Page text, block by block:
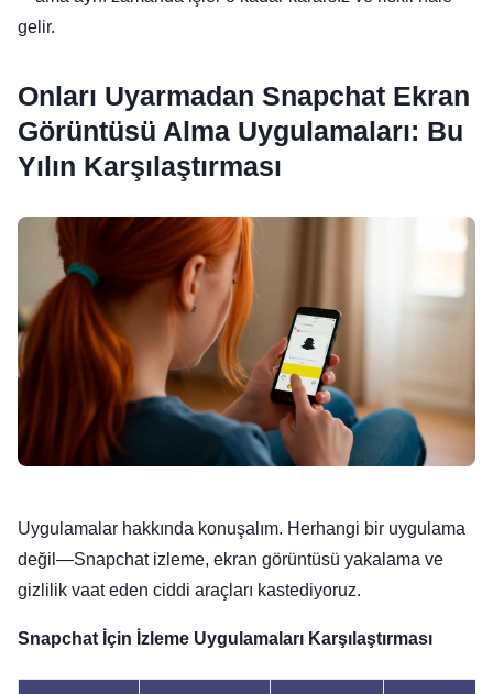
gelir.
Onları Uyarmadan Snapchat Ekran
Görüntüsü Alma Uygulamaları: Bu
Yılın Karşılaştırması
Uygulamalar hakkında konuşalım. Herhangi bir uygulama
değil—Snapchat izleme, ekran görüntüsü yakalama ve
gizlilik vaat eden ciddi araçları kastediyoruz.
Snapchat İçin İzleme Uygulamaları Karşılaştırması